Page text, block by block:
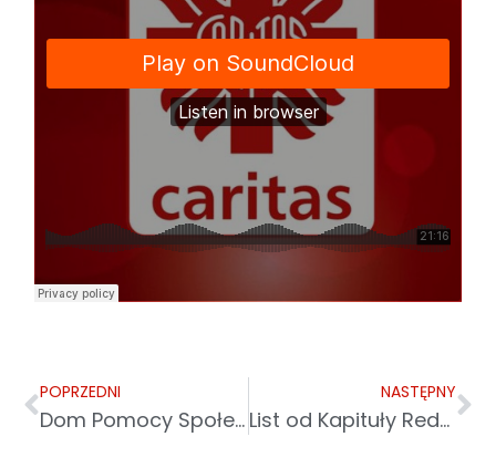
POPRZEDNI
Dom Pomocy Społecznej „Światło Nadziei” w Sanoku
NASTĘPNY
List od Kapituły Redakcji z nominacją do tytułu Osobowość Roku 2022